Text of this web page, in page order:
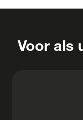
Voor als